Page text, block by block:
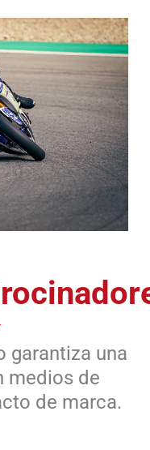
garantiza una
medios de
de marca.